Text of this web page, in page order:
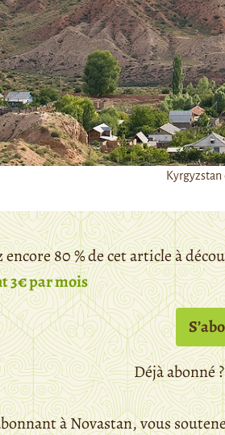
Kyrgyzstan
encore 80 % de cet article à
3€ par mois
Déjà abonné
à Novastan, vous